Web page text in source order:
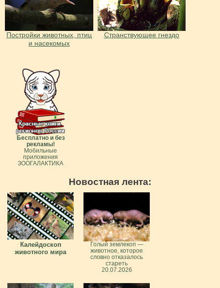
Постройки животных, птиц
и насекомых
Странствующее гнездо
Бесплатно и без
рекламы!
Мобильные
приложения
ЗООГАЛАКТИКА
Новостная лента:
Калейдоскоп
животного мира
Голый землекоп —
животное, которое
словно отказалось
стареть
20.07.2026